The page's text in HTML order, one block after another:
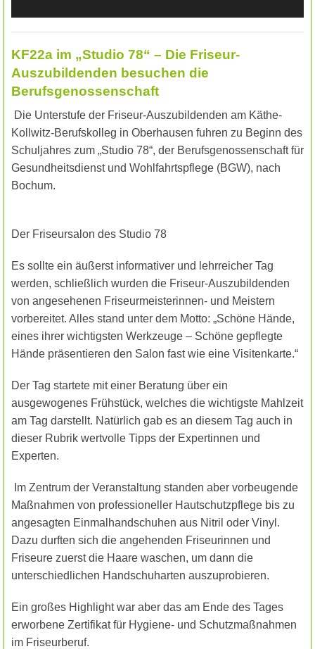
KF22a im „Studio 78“ – Die Friseur-
Auszubildenden besuchen die
Berufsgenossenschaft
Die Unterstufe der Friseur-Auszubildenden am Käthe-
Kollwitz-Berufskolleg in Oberhausen fuhren zu Beginn des
Schuljahres zum „Studio 78“, der Berufsgenossenschaft für
Gesundheitsdienst und Wohlfahrtspflege (BGW), nach
Bochum.
Der Friseursalon des Studio 78
Es sollte ein äußerst informativer und lehrreicher Tag
werden, schließlich wurden die Friseur-Auszubildenden
von angesehenen Friseurmeisterinnen- und Meistern
vorbereitet. Alles stand unter dem Motto: „Schöne Hände,
eines ihrer wichtigsten Werkzeuge – Schöne gepflegte
Hände präsentieren den Salon fast wie eine Visitenkarte.“
Der Tag startete mit einer Beratung über ein
ausgewogenes Frühstück, welches die wichtigste Mahlzeit
am Tag darstellt. Natürlich gab es an diesem Tag auch in
dieser Rubrik wertvolle Tipps der Expertinnen und
Experten.
Im Zentrum der Veranstaltung standen aber vorbeugende
Maßnahmen von professioneller Hautschutzpflege bis zu
angesagten Einmalhandschuhen aus Nitril oder Vinyl.
Dazu durften sich die angehenden Friseurinnen und
Friseure zuerst die Haare waschen, um dann die
unterschiedlichen Handschuharten auszuprobieren.
Ein großes Highlight war aber das am Ende des Tages
erworbene Zertifikat für Hygiene- und Schutzmaßnahmen
im Friseurberuf.